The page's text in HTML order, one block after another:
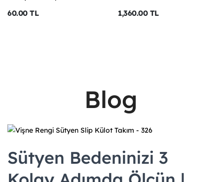
60.00 TL 1,360.00 TL
Blog
Sütyen Bedeninizi 3